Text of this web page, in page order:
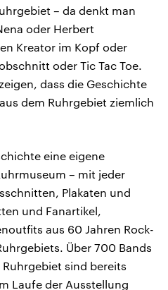
– da denkt man
oder Herbert
Kreator im Kopf oder
oder Tic Tac Toe.
dass die Geschichte
dem Ruhrgebiet ziemlich
eine eigene
– mit jeder
Plakaten und
und Fanartikel,
aus 60 Jahren Rock-
Über 700 Bands
sind bereits
Laufe der Ausstellung